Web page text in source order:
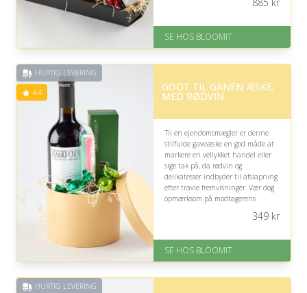
aftale
på 4.4 ud af 5
SE HOS BLOOMIT
HURTIG LEVERING
4.4 GODT TIL GANEN ÆSKE,
MED RØDVIN
Til en ejendomsmægler er denne
stilfulde gaveæske en god måde at
markere en vellykket handel eller
sige tak på, da rødvin og
delikatesser indbyder til afslapning
efter travle fremvisninger. Vær dog
opmærksom på modtagerens
aftale
på 4.4 ud af 5
349kr
SE HOS BLOOMIT
HURTIG LEVERING